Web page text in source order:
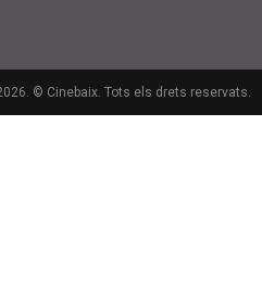
© Cinebaix. Tots els drets reservats.